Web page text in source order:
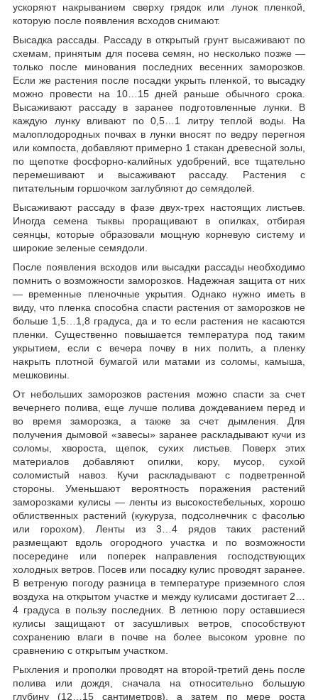
ускоряют накрыванием сверху грядок или лунок пленкой,
которую после появления всходов снимают.
Высадка рассады. Рассаду в открытый грунт высаживают по
схемам, принятым для посева семян, но несколько позже —
только после минования последних весенних заморозков.
Если же растения после посадки укрыть пленкой, то высадку
можно провести на 10…15 дней раньше обычного срока.
Высаживают рассаду в заранее подготовленные лунки. В
каждую лунку вливают по 0,5…1 литру теплой воды. На
малоплодородных почвах в лунки вносят по ведру перегноя
или компоста, добавляют примерно 1 стакан древесной золы,
по щепотке фосфорно-калийных удобрений, все тщательно
перемешивают и высаживают рассаду. Растения с
питательным горшочком заглубляют до семядолей.
Высаживают рассаду в фазе двух-трех настоящих листьев.
Иногда семена тыквы проращивают в опилках, отбирая
сеянцы, которые образовали мощную корневую систему и
широкие зеленые семядоли.
После появления всходов или высадки рассады необходимо
помнить о возможности заморозков. Надежная защита от них
— временные пленочные укрытия. Однако нужно иметь в
виду, что пленка способна спасти растения от заморозков не
больше 1,5…1,8 градуса, да и то если растения не касаются
пленки. Существенно повышается температура под таким
укрытием, если с вечера почву в них полить, а пленку
накрыть плотной бумагой или матами из соломы, камыша,
мешковины.
От небольших заморозков растения можно спасти за счет
вечернего полива, еще лучше полива дождеванием перед и
во время заморозка, а также за счет дымления. Для
получения дымовой «завесы» заранее раскладывают кучи из
соломы, хвороста, щепок, сухих листьев. Поверх этих
материалов добавляют опилки, кору, мусор, сухой
соломистый навоз. Кучи раскладывают с подветренной
стороны. Уменьшают вероятность поражения растений
заморозками кулисы — ленты из высокостебельных, хорошо
облиственных растений (кукуруза, подсолнечник с фасолью
или горохом). Ленты из 3…4 рядов таких растений
размещают вдоль огородного участка и по возможности
посередине или поперек направления господствующих
холодных ветров. Посев или посадку кулис проводят заранее.
В ветреную погоду разница в температуре приземного слоя
воздуха на открытом участке и между кулисами достигает 2…
4 градуса в пользу последних. В летнюю пору оставшиеся
кулисы защищают от засушливых ветров, способствуют
сохранению влаги в почве на более высоком уровне по
сравнению с открытым участком.
Рыхления и прополки проводят на второй-третий день после
полива или дождя, сначала на относительно большую
глубину (12…15 сантиметров), а затем по мере роста